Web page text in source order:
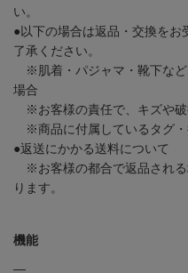
い。
●以下の場合は返品・交換を
了承ください。
※肌着・パジャマ・靴下など
場合
※お客様の責任で、キズや破
※商品に付属しているタグ・
●返送にかかる送料について
※お客様の都合で返品される
ります。
機能
―